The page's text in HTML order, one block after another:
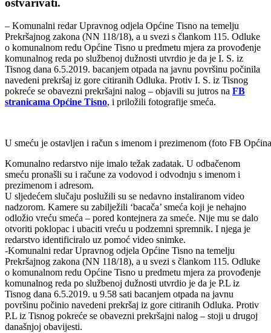
– Komunalni redar Upravnog odjela Općine Tisno na temelju
Prekršajnog zakona (NN 118/18), a u svezi s člankom 115. Odluke
o komunalnom redu Općine Tisno u predmetu mjera za provođenje
komunalnog reda po službenoj dužnosti utvrdio je da je I. S. iz
Tisnog dana 6.5.2019. bacanjem otpada na javnu površinu počinila
navedeni prekršaj iz gore citiranih Odluka. Protiv I. S. iz Tisnog
pokreće se obavezni prekršajni nalog – objavili su jutros na FB
stranicama Općine Tisno, i priložili fotografije smeća.
U smeću je ostavljen i račun s imenom i prezimenom (foto FB
Komunalno redarstvo nije imalo težak zadatak. U odbačenom
smeću pronašli su i račune za vodovod i odvodnju s imenom i
prezimenom i adresom.
U sljedećem slučaju poslužili su se nedavno instaliranom video
nadzorom. Kamere su zabilježili ‘bacača’ smeća koji je nehajno
odložio vreću smeća – pored kontejnera za smeće. Nije mu se dalo
otvoriti poklopac i ubaciti vreću u podzemni spremnik. I njega je
redarstvo identificiralo uz pomoć video snimke.
-Komunalni redar Upravnog odjela Općine Tisno na temelju
Prekršajnog zakona (NN 118/18), a u svezi s člankom 115. Odluke
o komunalnom redu Općine Tisno u predmetu mjera za provođenje
komunalnog reda po službenoj dužnosti utvrdio je da je P.L iz
Tisnog dana 6.5.2019. u 9.58 sati bacanjem otpada na javnu
površinu počinio navedeni prekršaj iz gore citiranih Odluka. Protiv
P.L iz Tisnog pokreće se obavezni prekršajni nalog – stoji u drugoj
današnjoj obavijesti.